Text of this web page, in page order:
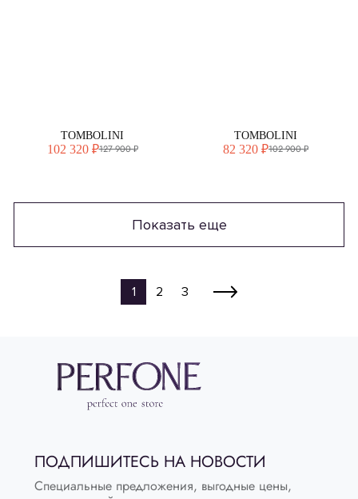
TOMBOLINI
102 320 ₽127 900 ₽
TOMBOLINI
82 320 ₽102 900 ₽
Показать еще
1 2 3
ПОДПИШИТЕСЬ НА НОВОСТИ
Специальные предложения, выгодные цены,